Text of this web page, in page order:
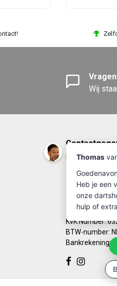
Wij
Kleine
2671 CA -
KvK Number:
BTW-number:
Bankrekening: